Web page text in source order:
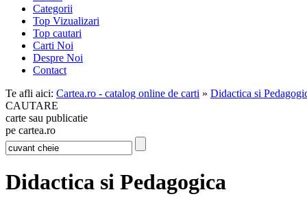
Categorii
Top Vizualizari
Top cautari
Carti Noi
Despre Noi
Contact
Te afli aici: Cartea.ro - catalog online de carti » Didactica si
CAUTARE
carte sau publicatie
pe cartea.ro
Didactica si Pedagogica